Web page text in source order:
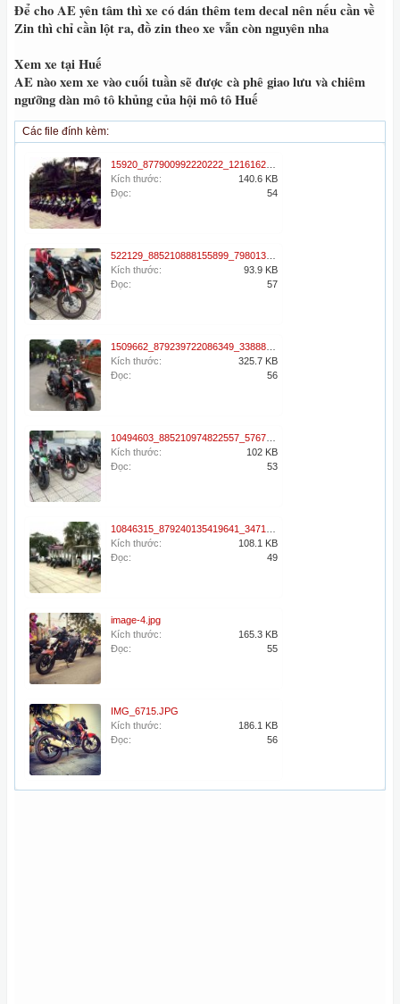
Để cho AE yên tâm thì xe có dán thêm tem decal nên nếu cần về
Zin thì chỉ cần lột ra, đồ zin theo xe vẫn còn nguyên nha
Xem xe tại Huế
AE nào xem xe vào cuối tuần sẽ được cà phê giao lưu và chiêm
ngưỡng dàn mô tô khủng của hội mô tô Huế
Các file đính kèm:
Kích thước:
140.6 KB
Đọc:
54
Kích thước:
93.9 KB
Đọc:
57
Kích thước:
325.7 KB
Đọc:
56
Kích thước:
102 KB
Đọc:
53
Kích thước:
108.1 KB
Đọc:
49
image-4.jpg
Kích thước:
165.3 KB
Đọc:
55
IMG_6715.JPG
Kích thước:
186.1 KB
Đọc:
56